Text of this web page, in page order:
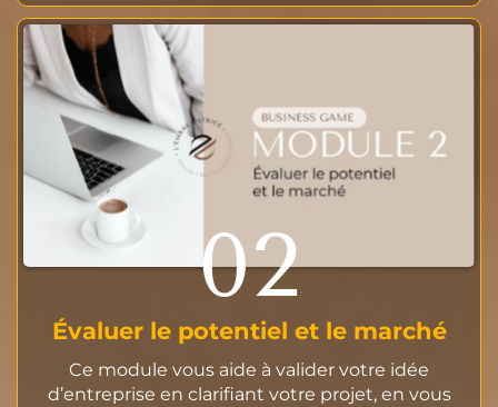
02
Évaluer le potentiel et le marché
Ce module vous aide à valider votre idée
d’entreprise en clarifiant votre projet, en vous